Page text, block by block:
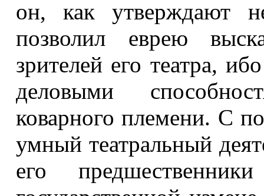
он, как утверждают
позволил еврею
зрителей его театра,
деловыми
коварного племени. С
умный театральный
его